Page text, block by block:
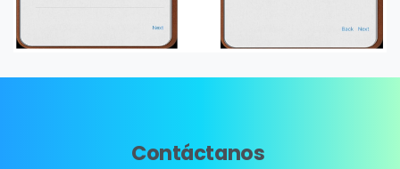
Contáctanos